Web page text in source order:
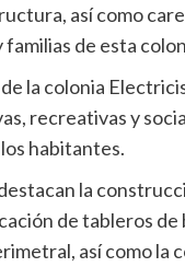
así como
de esta
la colonia
recreativas y
habitantes.
la
de tableros
así como